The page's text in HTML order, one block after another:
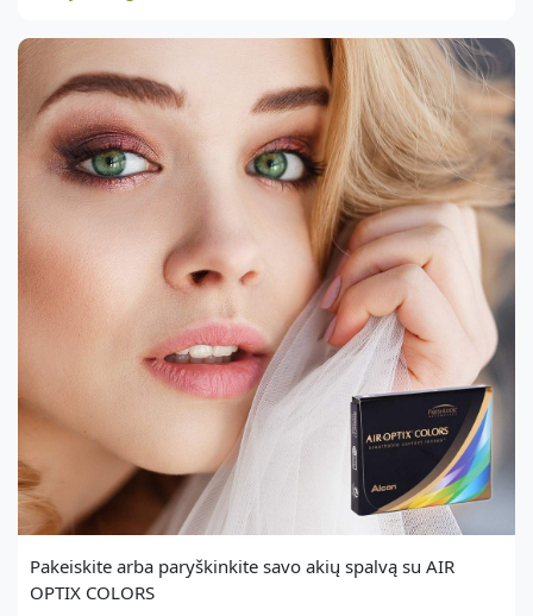
Praskaidrėja greičiau nei per 2 sekundes ITIN PLATUS SPALVŲ
PASIRINKIMAS Transitions® GEN S™ galite rinktis net iš 8-ių
išskirtinių […]
Pakeiskite arba paryškinkite savo akių spalvą su AIR
OPTIX COLORS